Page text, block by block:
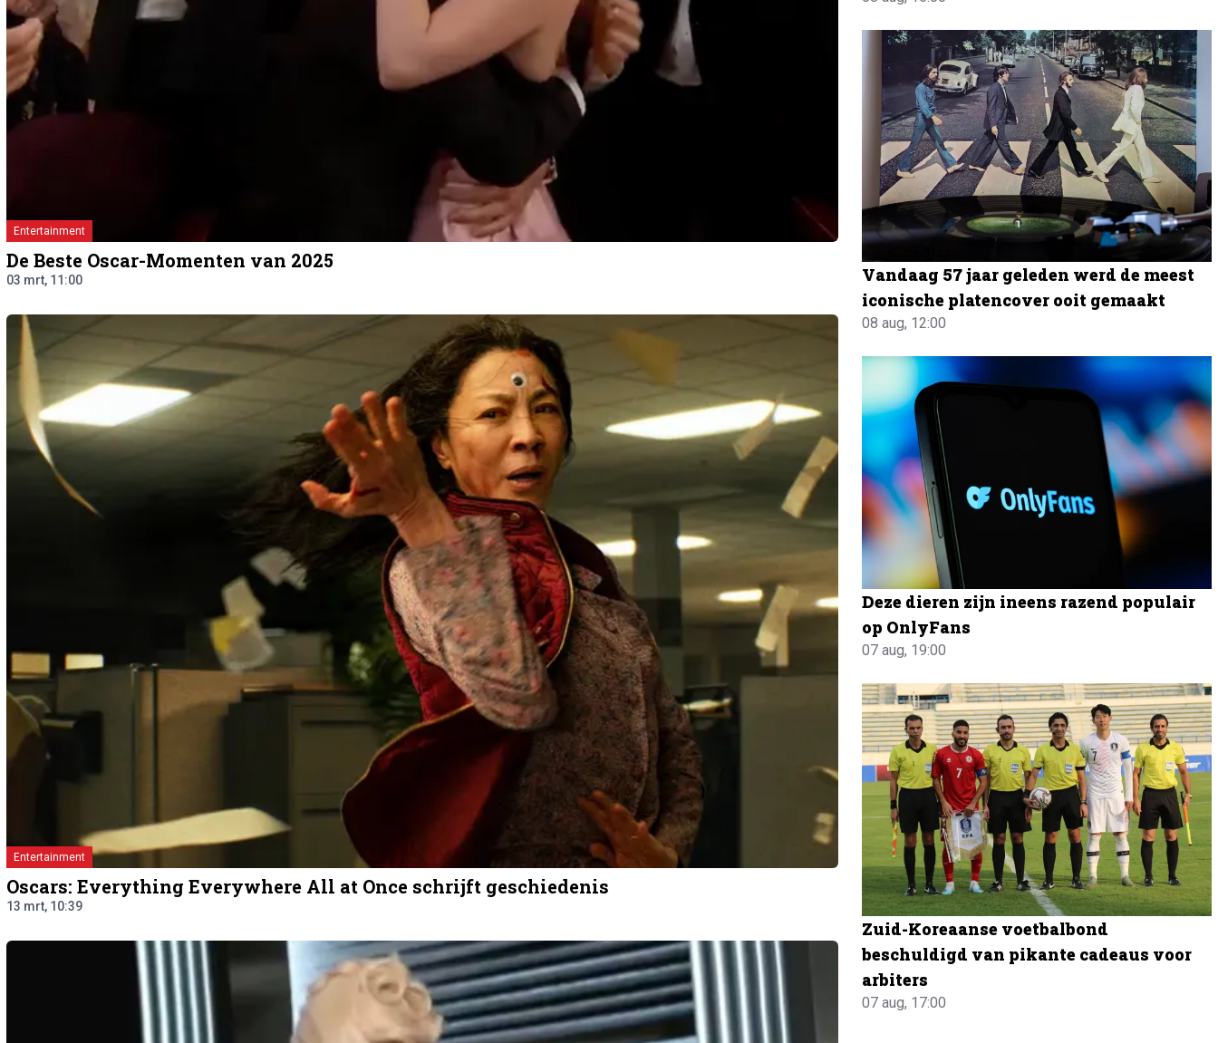
Entertainment
De Beste Oscar-Momenten van 2025
03 mrt, 11:00
Entertainment
Oscars: Everything Everywhere All at Once schrijft geschiedenis
13 mrt, 10:39
Vandaag 57 jaar geleden werd de meest
iconische platencover ooit gemaakt
08 aug, 12:00
Deze dieren zijn ineens razend populair
op OnlyFans
07 aug, 19:00
Zuid-Koreaanse voetbalbond
beschuldigd van pikante cadeaus voor
arbiters
07 aug, 17:00